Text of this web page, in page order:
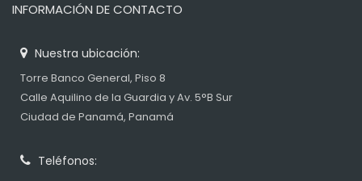
INFORMACIÓN DE CONTACTO
Nuestra ubicación:
Torre Banco General, Piso 8
Calle Aquilino de la Guardia y Av. 5°B Sur
Ciudad de Panamá, Panamá
Teléfonos: